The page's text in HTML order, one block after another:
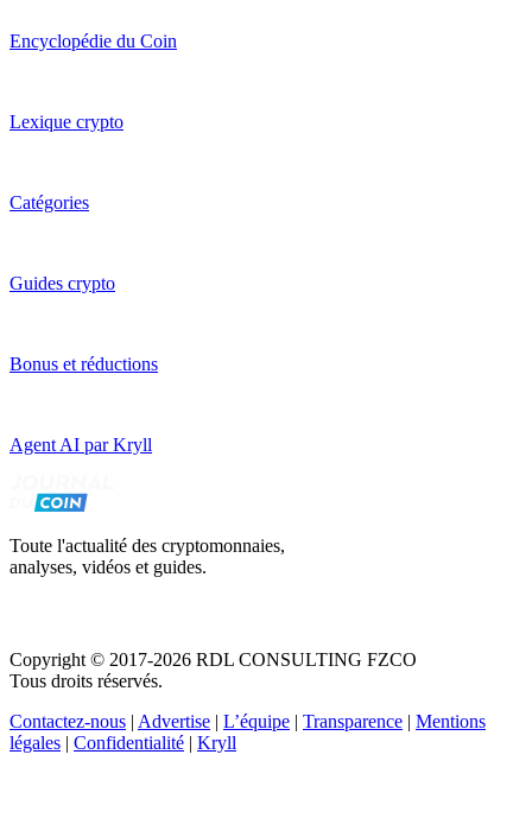
Encyclopédie du Coin
Lexique crypto
Catégories
Guides crypto
Bonus et réductions
Agent AI par Kryll
Toute l'actualité des cryptomonnaies,
analyses, vidéos et guides.
Copyright © 2017-2026 RDL CONSULTING FZCO
Tous droits réservés.
Contactez-nous | Advertise | L’équipe | Transparence | Mentions
légales | Confidentialité | Kryll